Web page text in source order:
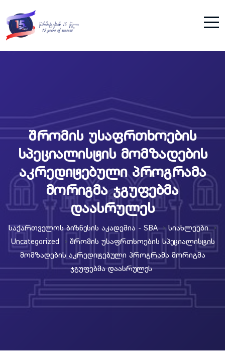
შრომის უსაფრთხოების
სპეციალისტის მომზადების
აკრედიტებული პროგრამა
მორიგმა ჯგუფებმა
დაასრულეს
Საქართველოს Ბიზნესის Აკადემია - SBA > Სიახლეები >
Uncategorized > Შრომის Უსაფრთხოების Სპეციალისტის
Მომზადების Აკრედიტებული Პროგრამა Მორიგმა
Ჯგუფებმა Დაასრულეს